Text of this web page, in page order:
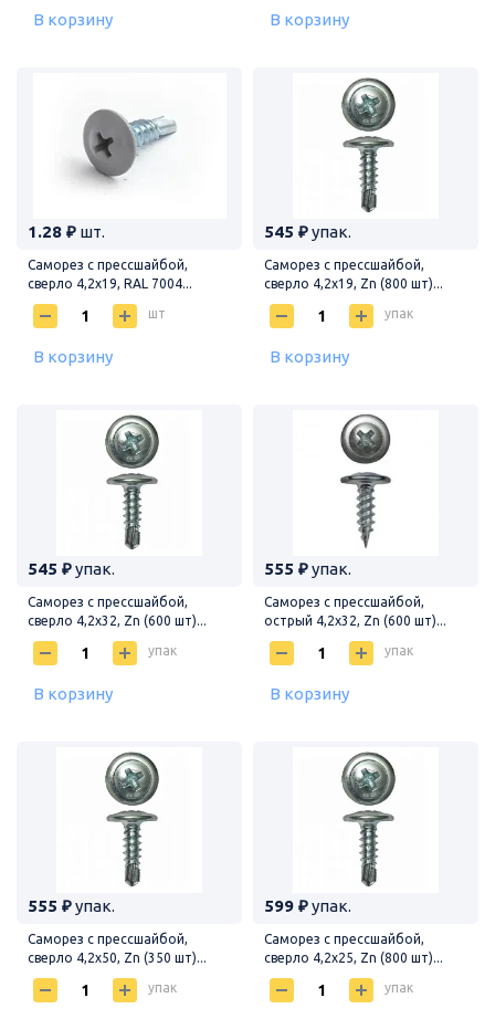
В корзину В корзину
1.28 ₽ шт.
Саморез с прессшайбой,
сверло 4,2х19, RAL 7004...
шт
В корзину
545 ₽упак.
Саморез с прессшайбой,
сверло 4,2х19, Zn (800 шт)...
упак
В корзину
545 ₽упак.
Саморез с прессшайбой,
сверло 4,2х32, Zn (600 шт)...
упак
В корзину
555 ₽упак.
Саморез с прессшайбой,
острый 4,2х32, Zn (600 шт)...
упак
В корзину
555 ₽упак.
Саморез с прессшайбой,
сверло 4,2х50, Zn (350 шт)...
упак
599 ₽упак.
Саморез с прессшайбой,
сверло 4,2х25, Zn (800 шт)...
упак